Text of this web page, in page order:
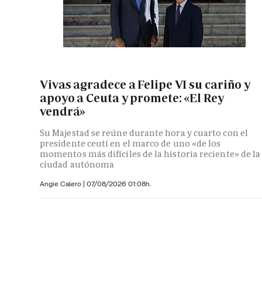
Vivas agradece a Felipe VI su cariño y
apoyo a Ceuta y promete: «El Rey
vendrá»
Su Majestad se reúne durante hora y cuarto con el
presidente ceutí en el marco de uno «de los
momentos más difíciles de la historia reciente» de la
ciudad autónoma
Angie Calero | 07/08/2026 01:08h.